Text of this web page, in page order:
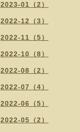
2023-01（2）
2022-12（3）
2022-11（5）
2022-10（8）
2022-08（2）
2022-07（4）
2022-06（5）
2022-05（2）